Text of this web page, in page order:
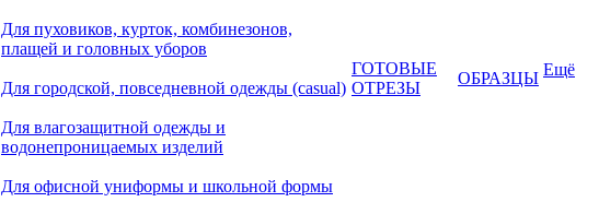
Для пуховиков, курток, комбинезонов,
плащей и головных уборов
Для городской, повседневной одежды (casual)
Для влагозащитной одежды и
водонепроницаемых изделий
Для офисной униформы и школьной формы
ГОТОВЫЕ
ОТРЕЗЫ
ОБРАЗЦЫ Ещё